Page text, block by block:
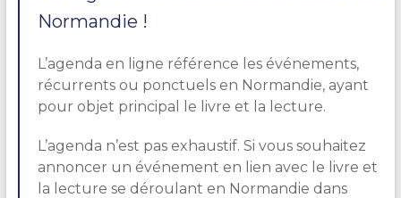
Normandie !
L’agenda en ligne référence les événements,
récurrents ou ponctuels en Normandie, ayant
pour objet principal le livre et la lecture.
L’agenda n’est pas exhaustif. Si vous souhaitez
annoncer un événement en lien avec le livre et
la lecture se déroulant en Normandie dans